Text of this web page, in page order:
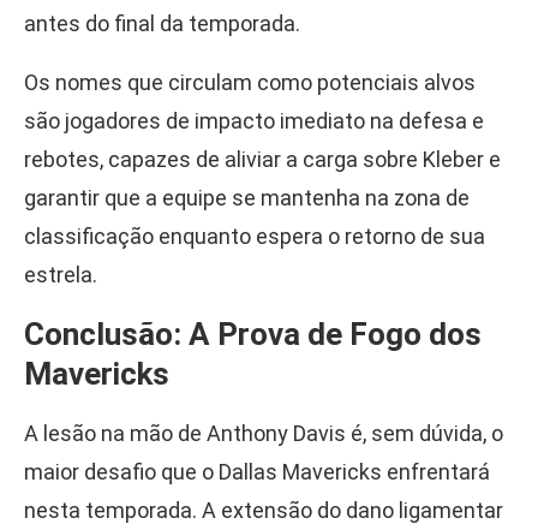
antes do final da temporada.
Os nomes que circulam como potenciais alvos
são jogadores de impacto imediato na defesa e
rebotes, capazes de aliviar a carga sobre Kleber e
garantir que a equipe se mantenha na zona de
classificação enquanto espera o retorno de sua
estrela.
Conclusão: A Prova de Fogo dos
Mavericks
A lesão na mão de Anthony Davis é, sem dúvida, o
maior desafio que o Dallas Mavericks enfrentará
nesta temporada. A extensão do dano ligamentar